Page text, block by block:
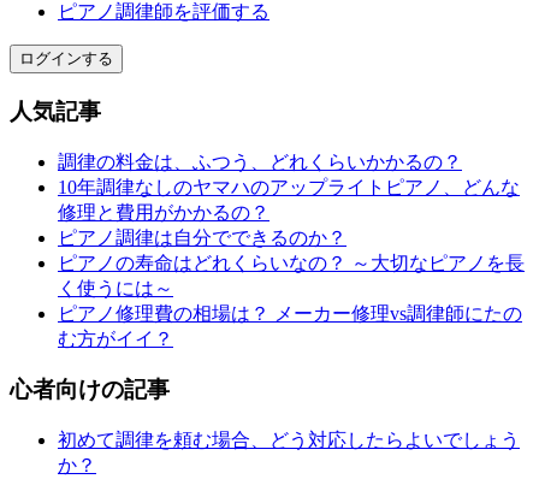
ピアノ調律師を評価する
ログインする
人気記事
調律の料金は、ふつう、どれくらいかかるの？
10年調律なしのヤマハのアップライトピアノ、どんな
修理と費用がかかるの？
ピアノ調律は自分でできるのか？
ピアノの寿命はどれくらいなの？ ～大切なピアノを長
く使うには～
ピアノ修理費の相場は？ メーカー修理vs調律師にたの
む方がイイ？
心者向けの記事
初めて調律を頼む場合、どう対応したらよいでしょう
か？